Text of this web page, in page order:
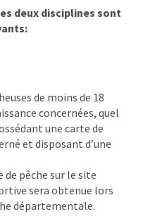
deux disciplines sont
de moins de 18
concernées, quel
une carte de
et disposant d’une
de pêche sur le site
sera obtenue lors
départementale.